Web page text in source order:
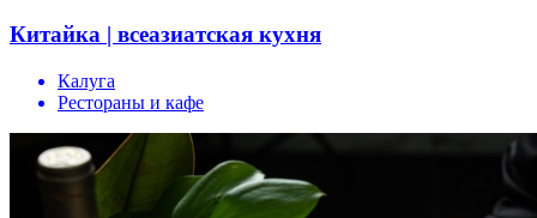
Китайка | всеазиатская кухня
Калуга
Рестораны и кафе